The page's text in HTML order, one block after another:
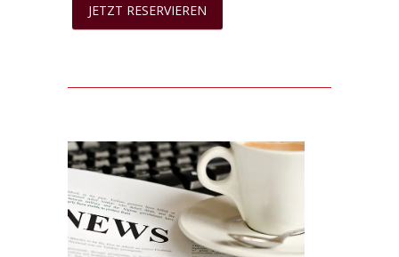
JETZT RESERVIEREN